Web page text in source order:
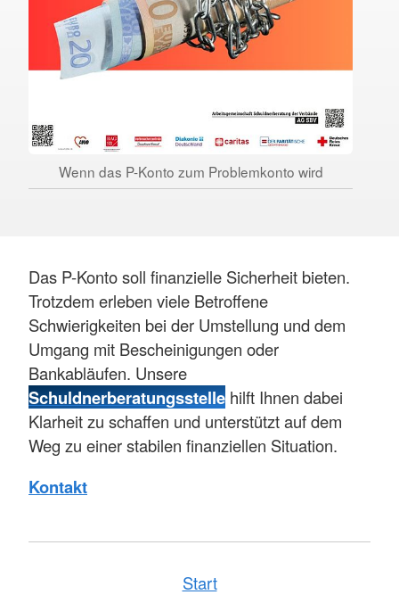
Wenn das P-Konto zum Problemkonto wird
Das P-Konto soll finanzielle Sicherheit bieten.
Trotzdem erleben viele Betroffene
Schwierigkeiten bei der Umstellung und dem
Umgang mit Bescheinigungen oder
Bankabläufen. Unsere
Schuldnerberatungsstelle hilft Ihnen dabei
Klarheit zu schaffen und unterstützt auf dem
Weg zu einer stabilen finanziellen Situation.
Kontakt
Start